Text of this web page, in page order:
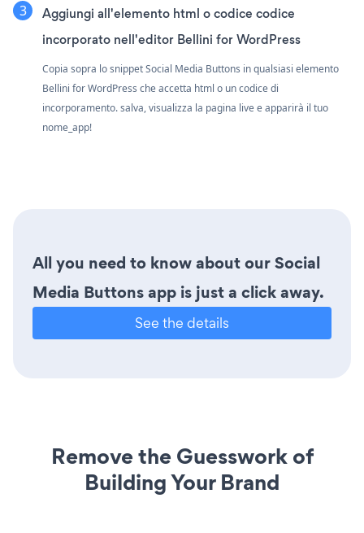
Aggiungi all'elemento html o codice codice
incorporato nell'editor Bellini for WordPress
Copia sopra lo snippet Social Media Buttons in qualsiasi elemento
Bellini for WordPress che accetta html o un codice di
incorporamento. salva, visualizza la pagina live e apparirà il tuo
nome_app!
All you need to know about our Social
Media Buttons app is just a click away.
See the details
Remove the Guesswork of
Building Your Brand